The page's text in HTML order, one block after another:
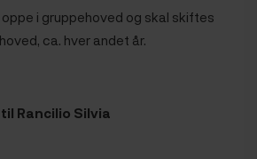
i gruppehoved og skal skiftes
ca. hver andet år.
Rancilio Silvia